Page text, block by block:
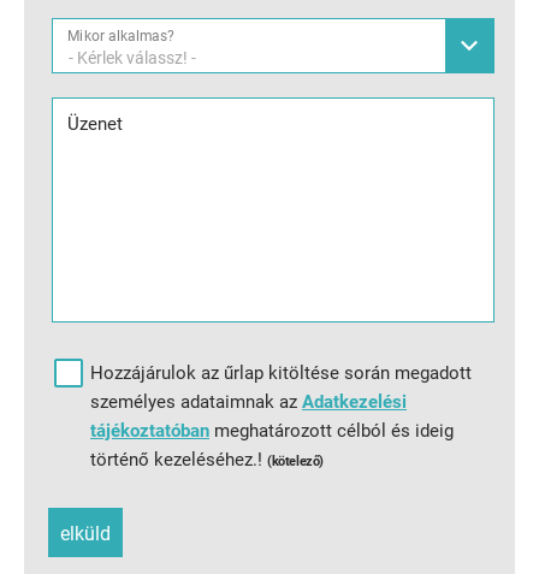
Mikor alkalmas?
- Kérlek válassz! -
Üzenet
Hozzájárulok az űrlap kitöltése során megadott
személyes adataimnak az Adatkezelési
tájékoztatóban meghatározott célból és ideig
történő kezeléséhez.! (kötelező)
elküld